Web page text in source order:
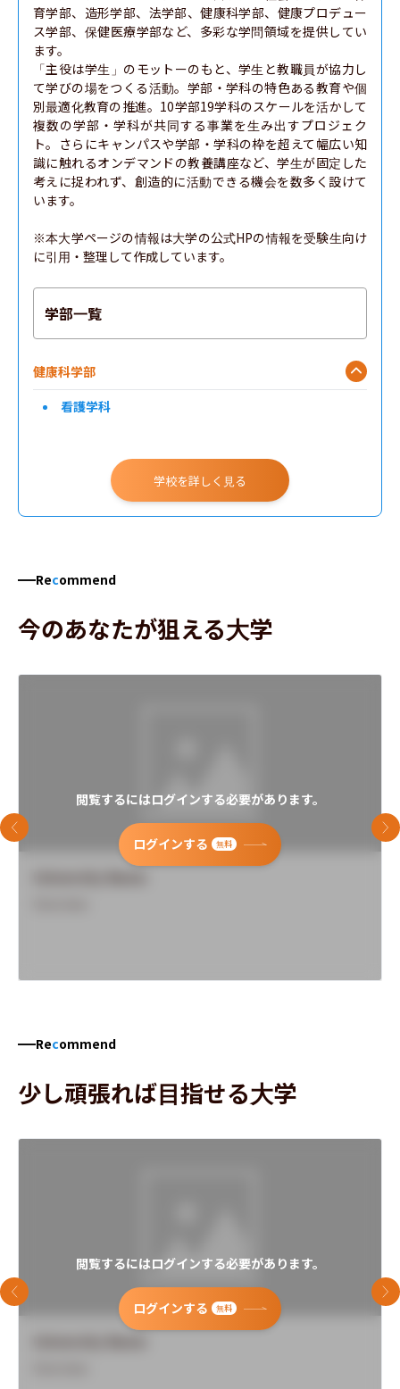
育学部、造形学部、法学部、健康科学部、健康プロデュー
ス学部、保健医療学部など、多彩な学問領域を提供してい
ます。
「主役は学生」のモットーのもと、学生と教職員が協力し
て学びの場をつくる活動。学部・学科の特色ある教育や個
別最適化教育の推進。10学部19学科のスケールを活かして
複数の学部・学科が共同する事業を生み出すプロジェク
ト。さらにキャンパスや学部・学科の枠を超えて幅広い知
識に触れるオンデマンドの教養講座など、学生が固定した
考えに捉われず、創造的に活動できる機会を数多く設けて
います。
※本大学ページの情報は大学の公式HPの情報を受験生向け
に引用・整理して作成しています。
学部一覧
健康科学部
看護学科
学校を詳しく見る
Recommend
今のあなたが狙える大学
閲覧するにはログインする必要があります。
ログインする 無料
前のスライド 次
Recommend
少し頑張れば目指せる大学
閲覧するにはログインする必要があります。
ログインする 無料
前のスライド 次